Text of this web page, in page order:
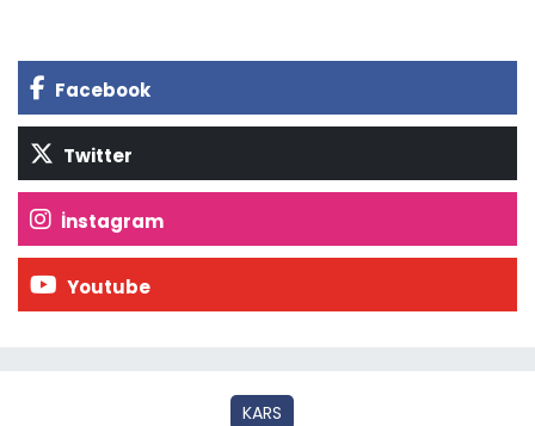
Facebook
Twitter
İnstagram
Youtube
KARS